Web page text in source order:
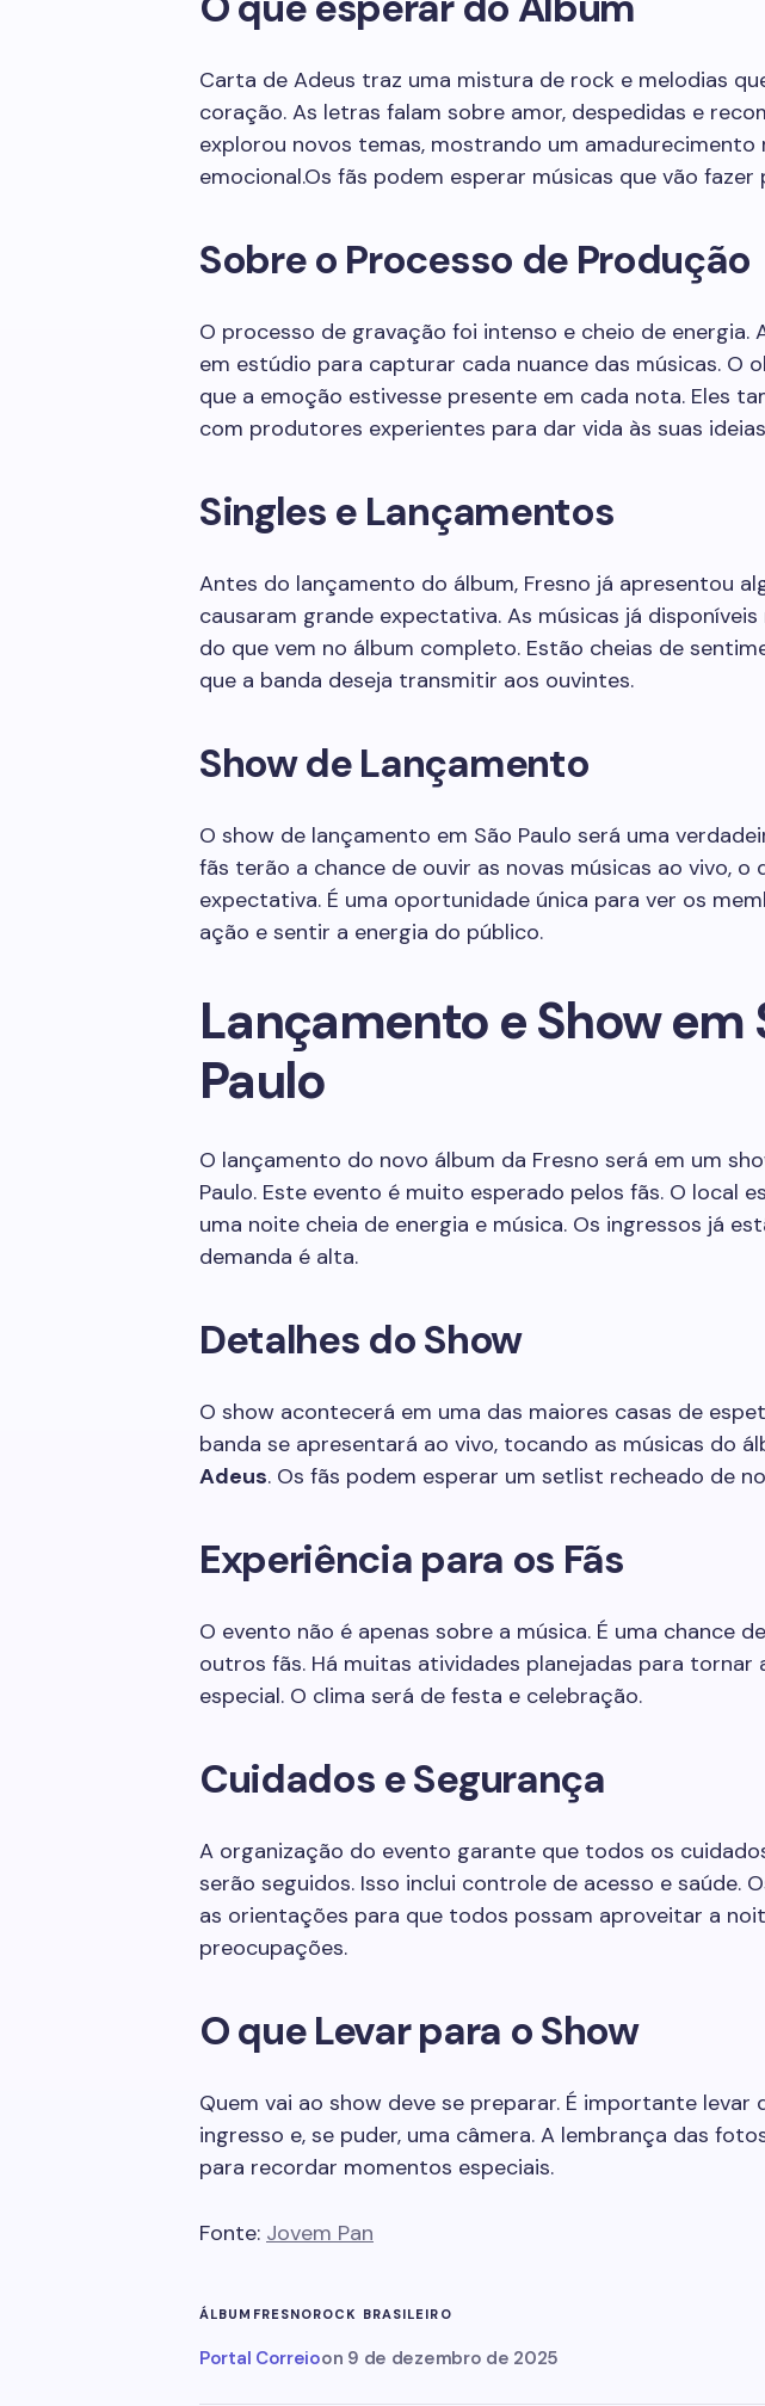
Carta de Adeus traz uma mistura de rock e melodias
coração. As letras falam sobre amor, despedidas e
explorou novos temas, mostrando um amadurecimento
emocional.Os fãs podem esperar músicas que vão fazer
Sobre o Processo de Produção
O processo de gravação foi intenso e cheio de energia.
em estúdio para capturar cada nuance das músicas. O
que a emoção estivesse presente em cada nota. Eles
com produtores experientes para dar vida às suas
Singles e Lançamentos
Antes do lançamento do álbum, Fresno já apresentou
causaram grande expectativa. As músicas já
do que vem no álbum completo. Estão cheias de
que a banda deseja transmitir aos ouvintes.
Show de Lançamento
O show de lançamento em São Paulo será uma
fãs terão a chance de ouvir as novas músicas ao vivo, o
expectativa. É uma oportunidade única para ver os
ação e sentir a energia do público.
Lançamento e Show em
Paulo
O lançamento do novo álbum da Fresno será em um
Paulo. Este evento é muito esperado pelos fãs. O local
uma noite cheia de energia e música. Os ingressos já
demanda é alta.
Detalhes do Show
O show acontecerá em uma das maiores casas de
banda se apresentará ao vivo, tocando as músicas do
Adeus. Os fãs podem esperar um setlist recheado de
Experiência para os Fãs
O evento não é apenas sobre a música. É uma chance
outros fãs. Há muitas atividades planejadas para tornar
especial. O clima será de festa e celebração.
Cuidados e Segurança
A organização do evento garante que todos os
serão seguidos. Isso inclui controle de acesso e saúde.
as orientações para que todos possam aproveitar a
preocupações.
O que Levar para o Show
Quem vai ao show deve se preparar. É importante levar
ingresso e, se puder, uma câmera. A lembrança das
para recordar momentos especiais.
Fonte: Jovem Pan
ÁLBUM FRESNOROCK BRASILEIRO
Portal Correioon 9 de dezembro de 2025